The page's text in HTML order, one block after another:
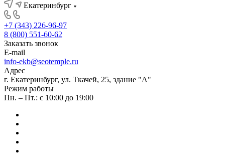
Екатеринбург
+7 (343) 226-96-97
8 (800) 551-60-62
Заказать звонок
E-mail
info-ekb@seotemple.ru
Адрес
г. Екатеринбург, ул. Ткачей, 25, здание "А"
Режим работы
Пн. – Пт.: с 10:00 до 19:00